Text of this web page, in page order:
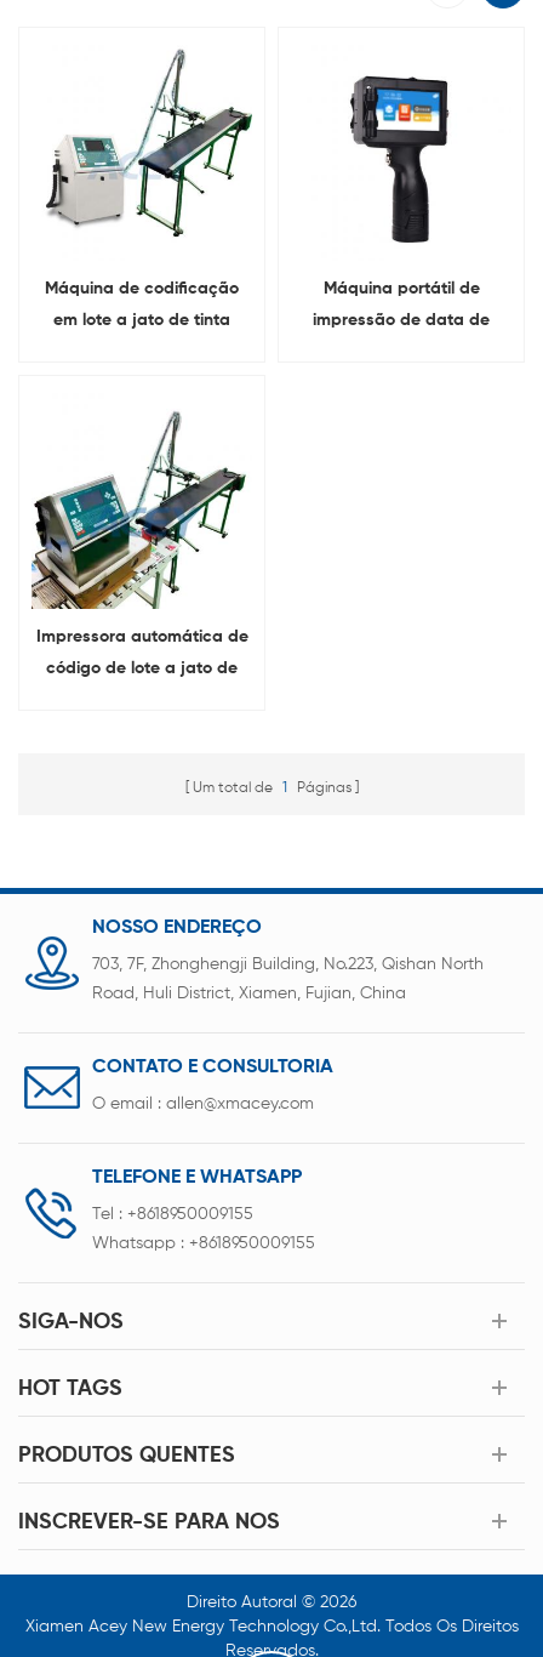
Máquina de codificação
em lote a jato de tinta
Máquina portátil de
impressão de data de
Impressora automática de
código de lote a jato de
Um total de 1 Páginas
NOSSO ENDEREÇO
703, 7F, Zhonghengji Building, No.223, Qishan North
Road, Huli District, Xiamen, Fujian, China
CONTATO E CONSULTORIA
O email : allen@xmacey.com
TELEFONE E WHATSAPP
Tel : +8618950009155
Whatsapp : +8618950009155
SIGA-NOS
HOT TAGS
PRODUTOS QUENTES
INSCREVER-SE PARA NOS
Direito Autoral © 2026
Xiamen Acey New Energy Technology Co.,Ltd. Todos Os Direitos
Reservados.